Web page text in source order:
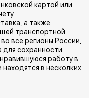
картой или
а также
транспортной
все регионы России,
для сохранности
работу в
в несколких